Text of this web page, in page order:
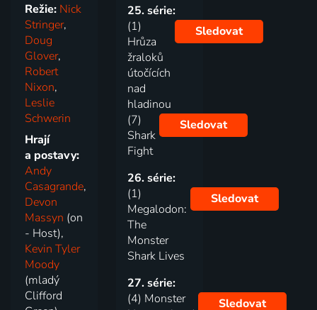
Režie: Nick
Stringer,
Doug
Glover,
Robert
Nixon,
Leslie
Schwerin
Hrají
a postavy:
Andy
Casagrande,
Devon
Massyn (on
- Host),
Kevin Tyler
Moody
(mladý
Clifford
25. série:
(1)
Hrůza
žraloků
útočících
nad
hladinou
Sledovat
(7)
Shark
Fight
Sledovat
26. série:
(1)
Megalodon:
The
Monster
Shark Lives
Sledovat
27. série:
(4) Monster
Sledovat